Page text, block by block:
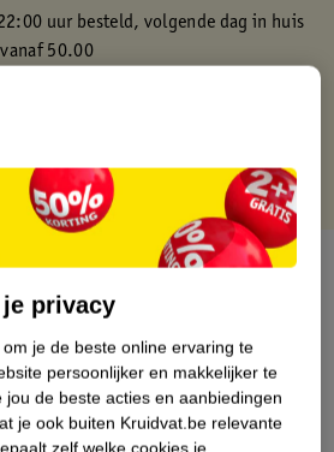
uur besteld, volgende dag in huis
50.00
kaart
je privacy
je de beste online ervaring te
persoonlijker en makkelijker te
jou de beste acties en aanbiedingen
je ook buiten Kruidvat.be relevante